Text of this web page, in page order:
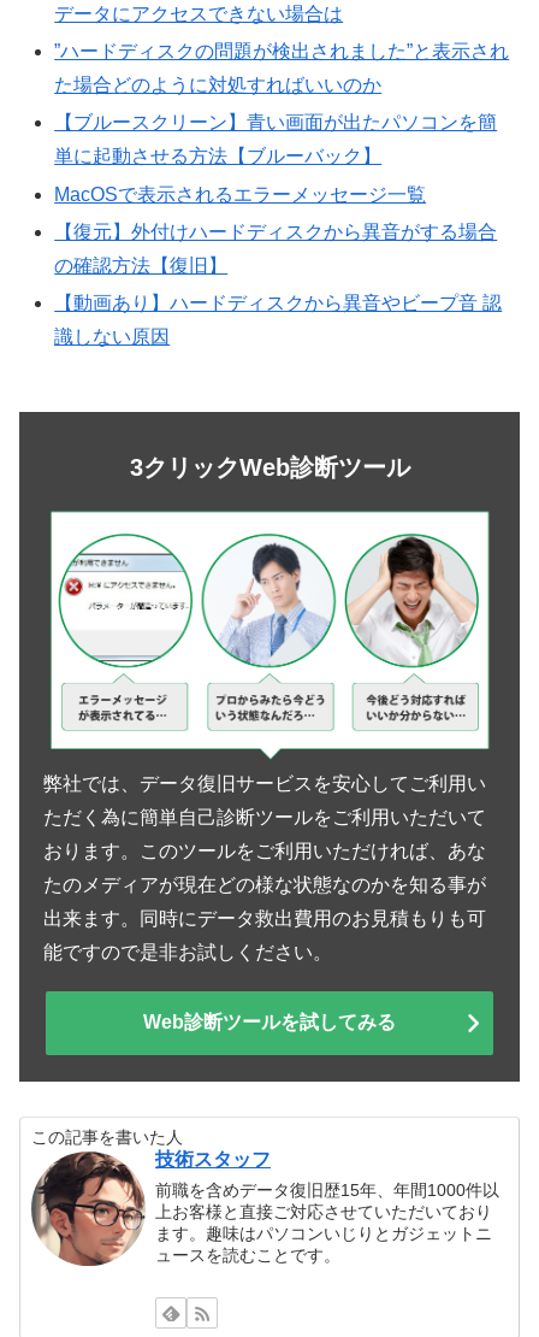
データにアクセスできない場合は
”ハードディスクの問題が検出されました”と表示され
た場合どのように対処すればいいのか
【ブルースクリーン】青い画面が出たパソコンを簡
単に起動させる方法【ブルーバック】
MacOSで表示されるエラーメッセージ一覧
【復元】外付けハードディスクから異音がする場合
の確認方法【復旧】
【動画あり】ハードディスクから異音やビープ音 認
識しない原因
3クリックWeb診断ツール
弊社では、データ復旧サービスを安心してご利用い
ただく為に簡単自己診断ツールをご利用いただいて
おります。このツールをご利用いただければ、あな
たのメディアが現在どの様な状態なのかを知る事が
出来ます。同時にデータ救出費用のお見積もりも可
能ですので是非お試しください。
Web診断ツールを試してみる
この記事を書いた人
技術スタッフ
前職を含めデータ復旧歴15年、年間1000件以
上お客様と直接ご対応させていただいており
ます。趣味はパソコンいじりとガジェットニ
ュースを読むことです。